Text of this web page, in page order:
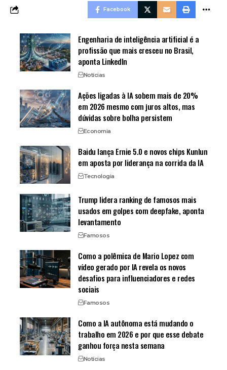
Facebook
Engenharia de inteligência artificial é a
profissão que mais cresceu no Brasil,
aponta LinkedIn
Notícias
Ações ligadas à IA sobem mais de 20%
em 2026 mesmo com juros altos, mas
dúvidas sobre bolha persistem
Economia
Baidu lança Ernie 5.0 e novos chips Kunlun
em aposta por liderança na corrida da IA
Tecnologia
Trump lidera ranking de famosos mais
usados em golpes com deepfake, aponta
levantamento
Famosos
Como a polêmica de Mario Lopez com
vídeo gerado por IA revela os novos
desafios para influenciadores e redes
sociais
Famosos
Como a IA autônoma está mudando o
trabalho em 2026 e por que esse debate
ganhou força nesta semana
Notícias